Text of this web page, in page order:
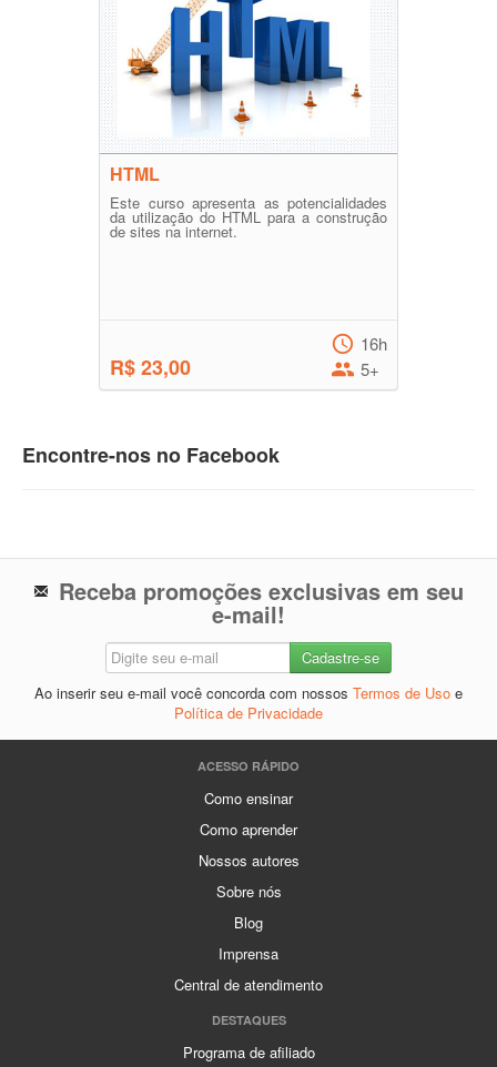
HTML
Este curso apresenta as potencialidades
da utilização do HTML para a construção
de sites na internet.
R$ 23,00
16h
5+
Encontre-nos no Facebook
Receba promoções exclusivas em seu
e-mail!
Ao inserir seu e-mail você concorda com nossos Termos de Uso e
Política de Privacidade
ACESSO RÁPIDO
Como ensinar
Como aprender
Nossos autores
Sobre nós
Blog
Imprensa
Central de atendimento
DESTAQUES
Programa de afiliado